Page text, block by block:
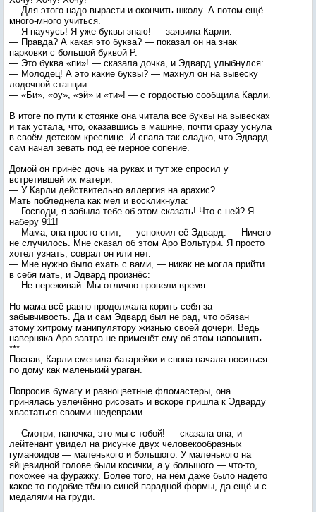
— Для этого надо вырасти и окончить школу. А потом ещё
много-много учиться.
— Я научусь! Я уже буквы знаю! — заявила Карли.
— Правда? А какая это буква? — показал он на знак
парковки с большой буквой P.
— Это буква «пи»! — сказала дочка, и Эдвард улыбнулся:
— Молодец! А это какие буквы? — махнул он на вывеску
лодочной станции.
— «Би», «оу», «эй» и «ти»! — с гордостью сообщила Карли.
В итоге по пути к стоянке она читала все буквы на вывесках
и так устала, что, оказавшись в машине, почти сразу уснула
в своём детском креслице. И спала так сладко, что Эдвард
сам начал зевать под её мерное сопение.
Домой он принёс дочь на руках и тут же спросил у
встретившей их матери:
— У Карли действительно аллергия на арахис?
Мать побледнела как мел и воскликнула:
— Господи, я забыла тебе об этом сказать! Что с ней? Я
наберу 911!
— Мама, она просто спит, — успокоил её Эдвард. — Ничего
не случилось. Мне сказал об этом Аро Вольтури. Я просто
хотел узнать, соврал он или нет.
— Мне нужно было ехать с вами, — никак не могла прийти
в себя мать, и Эдвард произнёс:
— Не переживай. Мы отлично провели время.
Но мама всё равно продолжала корить себя за
забывчивость. Да и сам Эдвард был не рад, что обязан
этому хитрому манипулятору жизнью своей дочери. Ведь
наверняка Аро завтра не применёт ему об этом напомнить.
***
Поспав, Карли сменила батарейки и снова начала носиться
по дому как маленький ураган.
Попросив бумагу и разноцветные фломастеры, она
принялась увлечённо рисовать и вскоре пришла к Эдварду
хвастаться своими шедеврами.
— Смотри, папочка, это мы с тобой! — сказала она, и
лейтенант увидел на рисунке двух человекообразных
гуманоидов — маленького и большого. У маленького на
яйцевидной голове были косички, а у большого — что-то,
похожее на фуражку. Более того, на нём даже было надето
какое-то подобие тёмно-синей парадной формы, да ещё и с
медалями на груди.